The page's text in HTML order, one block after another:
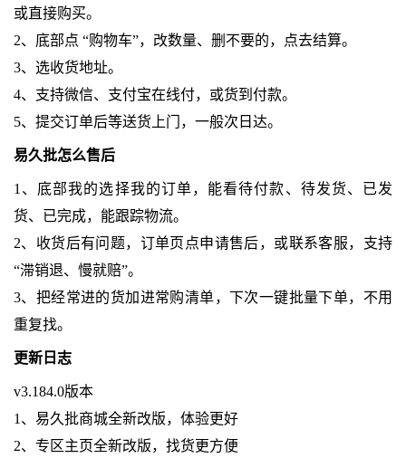
或直接购买。
2、底部点 “购物车”，改数量、删不要的，点去结算。
3、选收货地址。
4、支持微信、支付宝在线付，或货到付款。
5、提交订单后等送货上门，一般次日达。
易久批怎么售后
1、底部我的选择我的订单，能看待付款、待发货、已发
货、已完成，能跟踪物流。
2、收货后有问题，订单页点申请售后，或联系客服，支持
“滞销退、慢就赔”。
3、把经常进的货加进常购清单，下次一键批量下单，不用
重复找。
更新日志
v3.184.0版本
1、易久批商城全新改版，体验更好
2、专区主页全新改版，找货更方便